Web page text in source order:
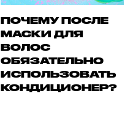
ПОЧЕМУ ПОСЛЕ
МАСКИ ДЛЯ
ВОЛОС
ОБЯЗАТЕЛЬНО
ИСПОЛЬЗОВАТЬ
КОНДИЦИОНЕР?